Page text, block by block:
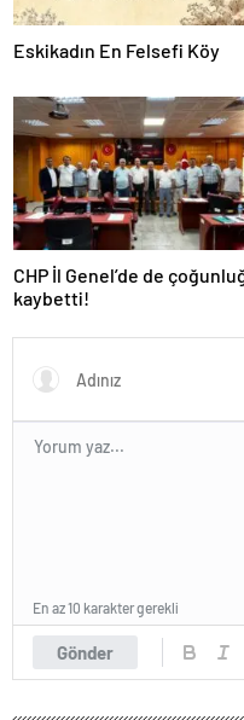
Eskikadın En Felsefi Köy
CHP İl Genel’de de
kaybetti!
Gönder
En az 10 karakter gerekli